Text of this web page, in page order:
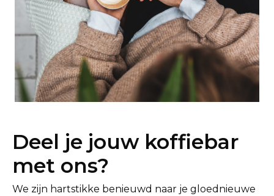
Deel je jouw koffiebar
met ons?
We zijn hartstikke benieuwd naar je gloednieuwe